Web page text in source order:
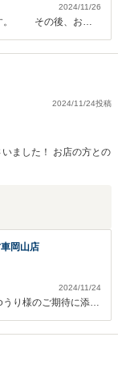
2024/11/26
、お車
2024/11/24投稿
ました！ お店の方との
岡山店
2024/11/24
り様のご期待に添え